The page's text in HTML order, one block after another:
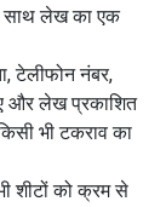
साथ लेख का एक
टेलीफोन नंबर,
और लेख प्रकाशित
भी टकराव का
शीटों को क्रम से